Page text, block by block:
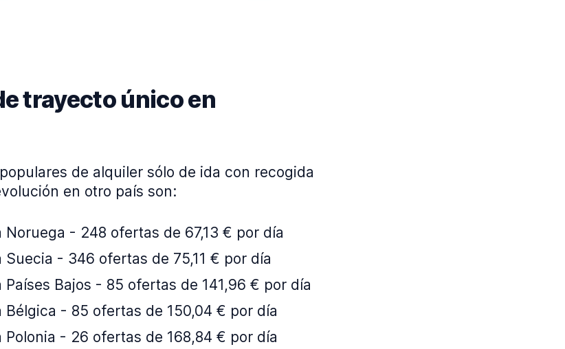
trayecto único en
de alquiler sólo de ida con recogida
en otro país son:
Noruega - 248 ofertas de 67,13 € por día
Suecia - 346 ofertas de 75,11 € por día
Países Bajos - 85 ofertas de 141,96 € por día
Bélgica - 85 ofertas de 150,04 € por día
Polonia - 26 ofertas de 168,84 € por día